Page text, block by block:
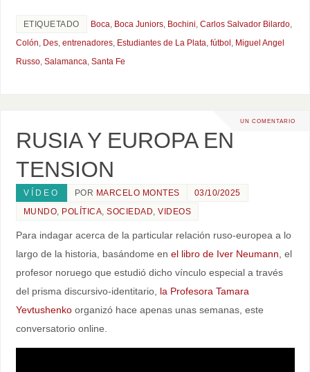
ETIQUETADO Boca, Boca Juniors, Bochini, Carlos Salvador Bilardo,
Colón, Des, entrenadores, Estudiantes de La Plata, fútbol, Miguel Angel
Russo, Salamanca, Santa Fe
UN COMENTARIO
RUSIA Y EUROPA EN
TENSION
VÍDEO POR MARCELO MONTES
03/10/2025
MUNDO POLÍTICA ,SOCIEDAD ,VIDEOS
Para indagar acerca de la particular relación ruso-europea a lo
largo de la historia, basándome en el libro de Iver Neumann , el
profesor noruego que estudió dicho vínculo especial a través
del prisma discursivo-identitario, la Profesora Tamara
Yevtushenkoorganizó hace apenas unas semanas, este
conversatorio online.